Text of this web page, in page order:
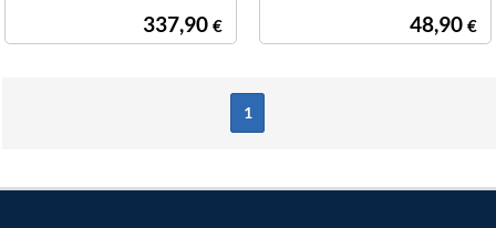
337,90 € 48,90 €
1